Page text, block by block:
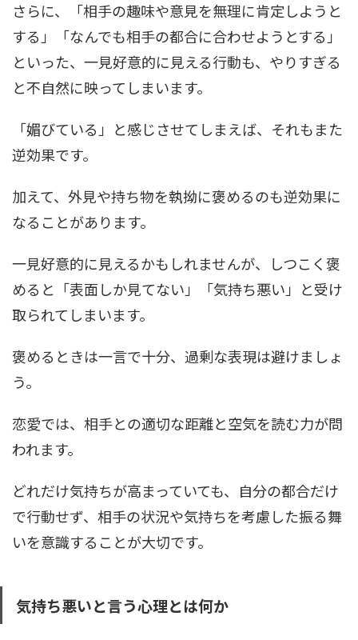
さらに、「相手の趣味や意見を無理に肯定しようと
する」「なんでも相手の都合に合わせようとする」
といった、一見好意的に見える行動も、やりすぎる
と不自然に映ってしまいます。
「媚びている」と感じさせてしまえば、それもまた
逆効果です。
加えて、外見や持ち物を執拗に褒めるのも逆効果に
なることがあります。
一見好意的に見えるかもしれませんが、しつこく褒
めると「表面しか見てない」「気持ち悪い」と受け
取られてしまいます。
褒めるときは一言で十分、過剰な表現は避けましょ
う。
恋愛では、相手との適切な距離と空気を読む力が問
われます。
どれだけ気持ちが高まっていても、自分の都合だけ
で行動せず、相手の状況や気持ちを考慮した振る舞
いを意識することが大切です。
気持ち悪いと言う心理とは何か